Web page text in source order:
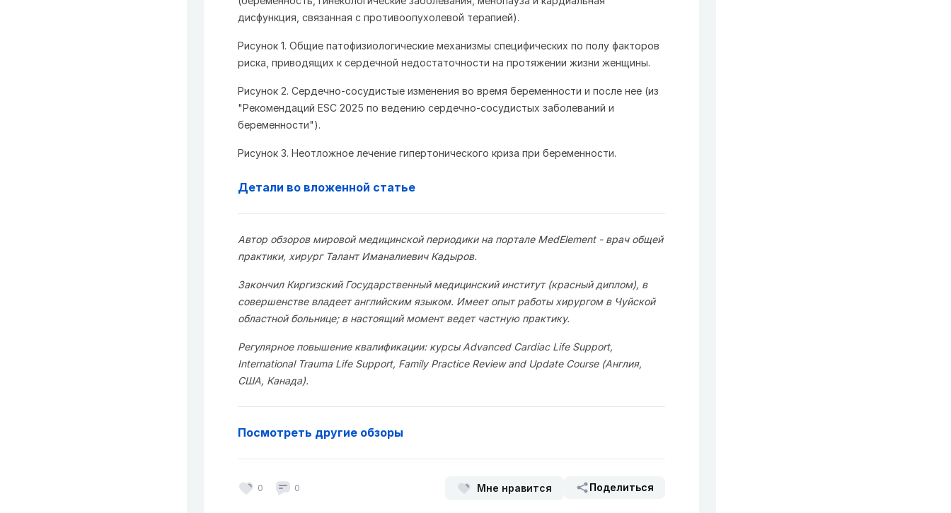
дисфункция, связанная с противоопухолевой терапией).
Рисунок 1. Общие патофизиологические механизмы специфических по полу факторов
риска, приводящих к сердечной недостаточности на протяжении жизни женщины.
Рисунок 2. Сердечно-сосудистые изменения во время беременности и после нее (из
"Рекомендаций ESC 2025 по ведению сердечно-сосудистых заболеваний и
беременности").
Рисунок 3. Неотложное лечение гипертонического криза при беременности.
Детали во вложенной статье
Автор обзоров мировой медицинской периодики на портале MedElement - врач общей
практики, хирург Талант Иманалиевич Кадыров.
Закончил Киргизский Государственный медицинский институт (красный диплом), в
совершенстве владеет английским языком. Имеет опыт работы хирургом в Чуйской
областной больнице; в настоящий момент ведет частную практику.
Регулярное повышение квалификации: курсы Advanced Cardiac Life Support,
International Trauma Life Support, Family Practice Review and Update Course (Англия,
США, Канада).
Посмотреть другие обзоры
0 0 Мне нравится Поделиться